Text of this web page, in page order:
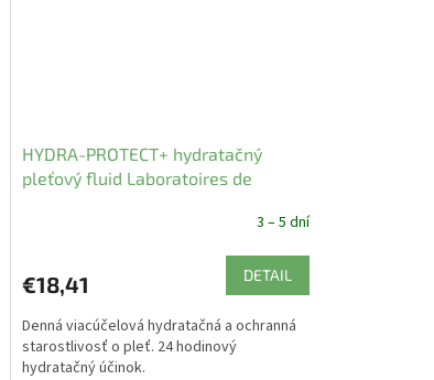
HYDRA-PROTECT+ hydratačný
pleťový fluid Laboratoires de
3 – 5 dní
€18,41 DETAIL
Denná viacúčelová hydratačná a ochranná
starostlivosť o pleť. 24 hodinový
hydratačný účinok.